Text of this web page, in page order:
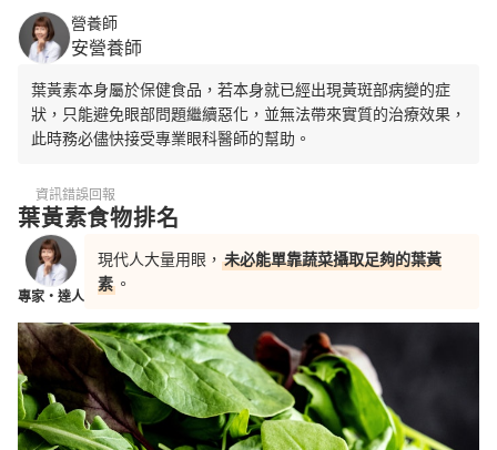
營養師
安營養師
葉黃素本身屬於保健食品，若本身就已經出現黃斑部病變的症
狀，只能避免眼部問題繼續惡化，並無法帶來實質的治療效果，
此時務必儘快接受專業眼科醫師的幫助。
資訊錯誤回報
葉黃素食物排名
專家・達人
現代人大量用眼， 未必能單靠蔬菜攝取足夠的葉黃
素 。